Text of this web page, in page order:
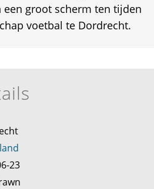
een groot scherm ten tijden
voetbal te Dordrecht.
23